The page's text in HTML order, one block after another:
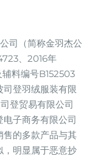
司（简称金羽杰公
、2016年
料编号B152503
登羽绒服装有限
登贸易有限公司
电子商务有限公司
售的多款产品与其
，明显属于恶意抄